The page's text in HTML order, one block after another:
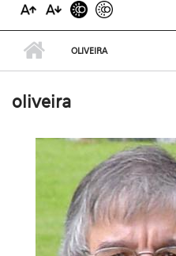
OLIVEIRA
oliveira